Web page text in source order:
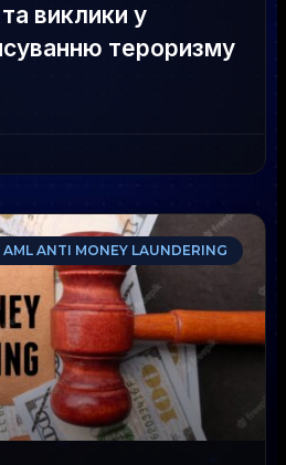
виклики у
тероризму
AML ANTI MONEY LAUNDERING